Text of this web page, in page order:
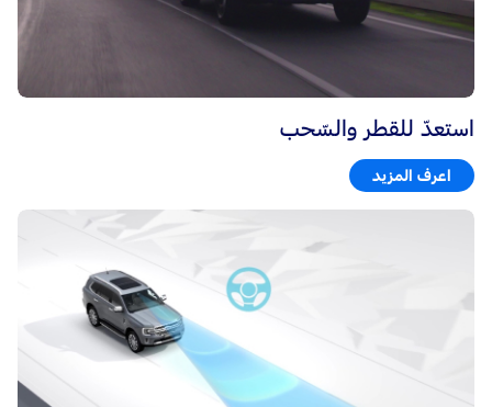
استعدّ للقطر والسّحب
اعرف المزيد